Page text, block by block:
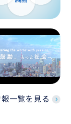
一覧を見る